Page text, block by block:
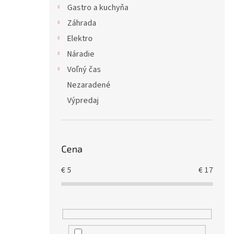
Gastro a kuchyňa
Záhrada
Elektro
Náradie
Voľný čas
Nezaradené
Výpredaj
Cena
€5 €17